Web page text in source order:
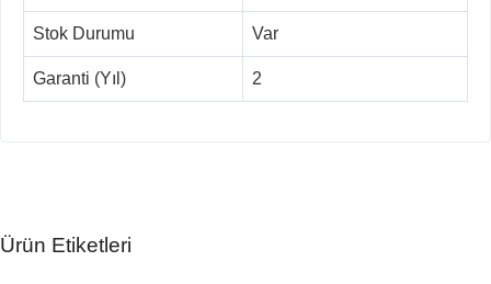
Stok Durumu Var
Garanti (Yıl) 2
Ürün Etiketleri